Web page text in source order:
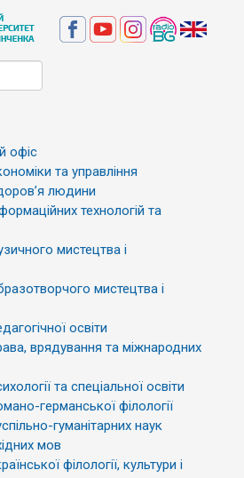
офіс
та управління
людини
технологій та
мистецтва і
мистецтва і
освіти
врядування та міжнародних
та спеціальної освіти
германської філології
гуманітарних наук
мов
філології, культури і